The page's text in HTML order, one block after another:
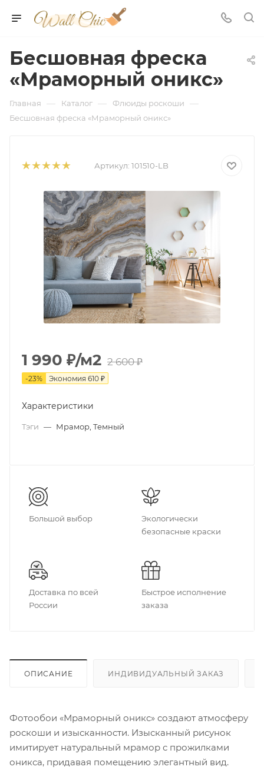
Бесшовная фреска
«Мраморный оникс»
Главная — Каталог — Флюиды роскоши —
Бесшовная фреска «Мраморный оникс»
Артикул: 101510-LB
1 990 ₽/м2 2 600₽
-23% Экономия 610 ₽
Характеристики
Тэги — Мрамор, Темный
Большой выбор
Экологически
безопасные краски
Доставка по всей
России
Быстрое исполнение
заказа
ОПИСАНИЕ ИНДИВИДУАЛЬНЫЙ ЗАКАЗ
Фотообои «Мраморный оникс» создают атмосферу
роскоши и изысканности. Изысканный рисунок
имитирует натуральный мрамор с прожилками
оникса, придавая помещению элегантный вид.